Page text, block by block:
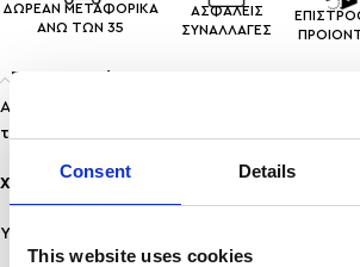
Consent Details
This website uses cookies
ΔΩΡΕΑΝ ΜΕΤΑΦΟΡΙΚΑ
ΑΝΩ ΤΩΝ 35
ΑΣΦΑΛΕΙΣ
ΣΥΝΑΛΛΑΓEΣ
Περιγραφή
Ατσάλινα σκουλαρίκια, που θα
το πρωί εως το βράδυ , είναι υποαλλεργικά.
Χαρακτηριστικά:
Υλικό: Ανοξείδωτο ατσάλι